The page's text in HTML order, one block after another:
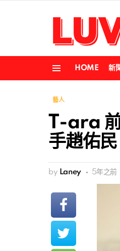
HOME 新
藝人
T-ara 前
手趙佑民
by Laney 5年之前